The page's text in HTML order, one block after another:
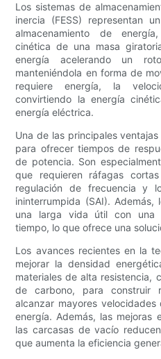
Los sistemas de
inercia (FESS) representan
almacenamiento de
cinética de una masa
energía acelerando un
manteniéndola en forma de
requiere energía, la
convirtiendo la energía
energía eléctrica.
Una de las principales
para ofrecer tiempos de
de potencia. Son
que requieren ráfagas
regulación de frecuencia y
ininterrumpida (SAI).
una larga vida útil con una
tiempo, lo que ofrece una
Los avances recientes en la
mejorar la densidad
materiales de alta resistencia,
de carbono, para construir
alcanzar mayores
energía. Además, las mejoras
las carcasas de vacío
que aumenta la eficiencia